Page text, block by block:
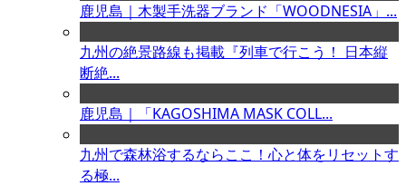
鹿児島｜木製手洗器ブランド「WOODNESIA」...
九州の絶景路線も掲載『列車で行こう！ 日本縦
断絶...
鹿児島｜「KAGOSHIMA MASK COLL...
九州で森林浴するならここ！心と体をリセットす
る極...